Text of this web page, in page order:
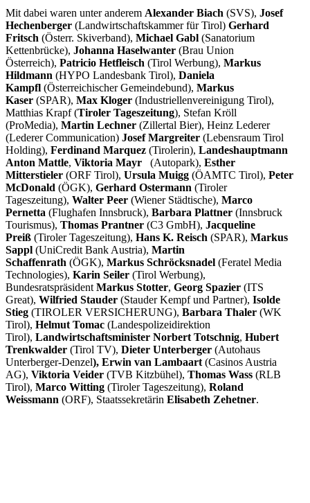
Mit dabei waren unter anderem Alexander Biach (SVS), Josef
Hechenberger (Landwirtschaftskammer für Tirol) Gerhard
Fritsch (Österr. Skiverband), Michael Gabl (Sanatorium
Kettenbrücke), Johanna Haselwanter (Brau Union
Österreich), Patricio Hetfleisch (Tirol Werbung), Markus
Hildmann (HYPO Landesbank Tirol), Daniela
Kampfl (Österreichischer Gemeindebund), Markus
Kaser (SPAR), Max Kloger (Industriellenvereinigung Tirol),
Matthias Krapf (Tiroler Tageszeitung), Stefan Kröll
(ProMedia), Martin Lechner (Zillertal Bier), Heinz Lederer
(Lederer Communication) Josef Margreiter (Lebensraum Tirol
Holding), Ferdinand Marquez (Tirolerin), Landeshauptmann
Anton Mattle, Viktoria Mayr (Autopark), Esther
Mitterstieler (ORF Tirol), Ursula Muigg (ÖAMTC Tirol), Peter
McDonald (ÖGK), Gerhard Ostermann (Tiroler
Tageszeitung), Walter Peer (Wiener Städtische), Marco
Pernetta (Flughafen Innsbruck), Barbara Plattner (Innsbruck
Tourismus), Thomas Prantner (C3 GmbH), Jacqueline
Preiß (Tiroler Tageszeitung), Hans K. Reisch (SPAR), Markus
Sappl (UniCredit Bank Austria), Martin
Schaffenrath (ÖGK), Markus Schröcksnadel (Feratel Media
Technologies), Karin Seiler (Tirol Werbung),
Bundesratspräsident Markus Stotter, Georg Spazier (ITS
Great), Wilfried Stauder (Stauder Kempf und Partner), Isolde
Stieg (TIROLER VERSICHERUNG), Barbara Thaler (WK
Tirol), Helmut Tomac (Landespolizeidirektion
Tirol), Landwirtschaftsminister Norbert Totschnig, Hubert
Trenkwalder (Tirol TV), Dieter Unterberger (Autohaus
Unterberger-Denzel), Erwin van Lambaart (Casinos Austria
AG), Viktoria Veider (TVB Kitzbühel), Thomas Wass (RLB
Tirol), Marco Witting (Tiroler Tageszeitung), Roland
Weissmann (ORF), Staatssekretärin Elisabeth Zehetner.